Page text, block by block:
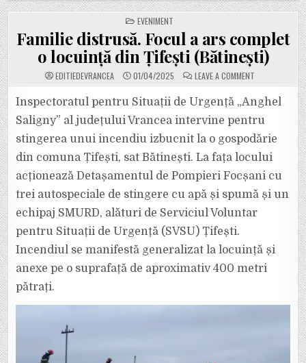
POSTED
IN
EVENIMENT
Familie distrusă. Focul a ars complet
o locuință din Țifești (Bătinești)
EDITIEDEVRANCEA 01/04/2025 LEAVE A COMMENTON
FAMILIE
FOCUL
A
ARS
COMPLET
O
LOCUINȚĂ
ȚIFEȘTI
Inspectoratul pentru Situații de Urgență „Anghel
Saligny” al județului Vrancea intervine pentru
stingerea unui incendiu izbucnit la o gospodărie
din comuna Țifești, sat Bătinești. La fața locului
acționează Detașamentul de Pompieri Focșani cu
trei autospeciale de stingere cu apă și spumă și un
echipaj SMURD, alături de Serviciul Voluntar
pentru Situații de Urgență (SVSU) Țifești.
Incendiul se manifestă generalizat la locuință și
anexe pe o suprafață de aproximativ 400 metri
pătrați.